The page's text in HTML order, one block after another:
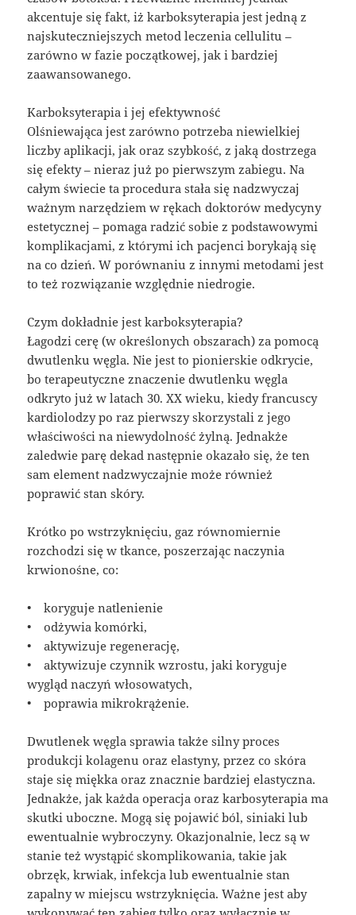
akcentuje się fakt, iż karboksyterapia jest jedną z
najskuteczniejszych metod leczenia cellulitu –
zarówno w fazie początkowej, jak i bardziej
zaawansowanego.
Karboksyterapia i jej efektywność
Olśniewająca jest zarówno potrzeba niewielkiej
liczby aplikacji, jak oraz szybkość, z jaką dostrzega
się efekty – nieraz już po pierwszym zabiegu. Na
całym świecie ta procedura stała się nadzwyczaj
ważnym narzędziem w rękach doktorów medycyny
estetycznej – pomaga radzić sobie z podstawowymi
komplikacjami, z którymi ich pacjenci borykają się
na co dzień. W porównaniu z innymi metodami jest
to też rozwiązanie względnie niedrogie.
Czym dokładnie jest karboksyterapia?
Łagodzi cerę (w określonych obszarach) za pomocą
dwutlenku węgla. Nie jest to pionierskie odkrycie,
bo terapeutyczne znaczenie dwutlenku węgla
odkryto już w latach 30. XX wieku, kiedy francuscy
kardiolodzy po raz pierwszy skorzystali z jego
właściwości na niewydolność żylną. Jednakże
zaledwie parę dekad następnie okazało się, że ten
sam element nadzwyczajnie może również
poprawić stan skóry.
Krótko po wstrzyknięciu, gaz równomiernie
rozchodzi się w tkance, poszerzając naczynia
krwionośne, co:
• koryguje natlenienie
• odżywia komórki,
• aktywizuje regenerację,
• aktywizuje czynnik wzrostu, jaki koryguje
wygląd naczyń włosowatych,
• poprawia mikrokrążenie.
Dwutlenek węgla sprawia także silny proces
produkcji kolagenu oraz elastyny, przez co skóra
staje się miękka oraz znacznie bardziej elastyczna.
Jednakże, jak każda operacja oraz karbosyterapia ma
skutki uboczne. Mogą się pojawić ból, siniaki lub
ewentualnie wybroczyny. Okazjonalnie, lecz są w
stanie też wystąpić skomplikowania, takie jak
obrzęk, krwiak, infekcja lub ewentualnie stan
zapalny w miejscu wstrzyknięcia. Ważne jest aby